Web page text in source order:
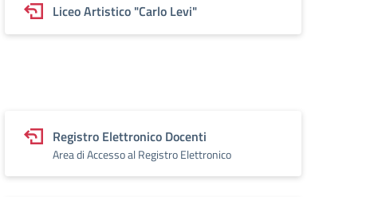
Liceo Artistico "Carlo Levi"
Registro Elettronico Docenti
Area di Accesso al Registro Elettronico